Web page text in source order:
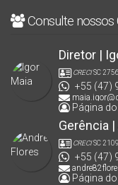
Consulte
Diretor |
CRECISC
+55 (47)
Página
Gerência
CRECISC
+55 (47)
Página